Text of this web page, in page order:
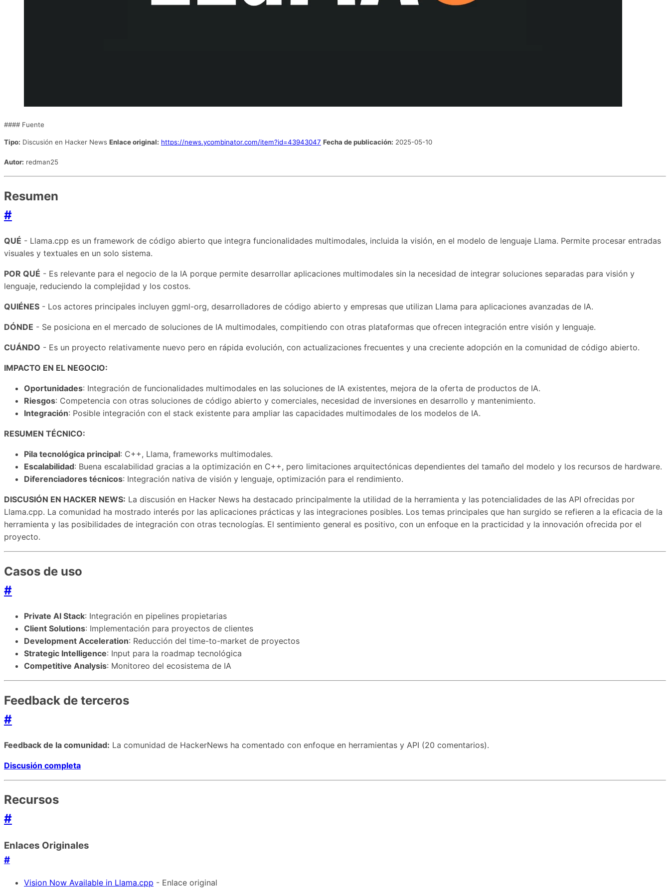
#### Fuente
Tipo: Discusión en Hacker News Enlace original: https://news.ycombinator.com/item?id=43943047 Fecha de publicación: 2025-05-10
Autor: redman25
Resumen
#
QUÉ - Llama.cpp es un framework de código abierto que integra funcionalidades multimodales, incluida la visión, en el modelo de lenguaje Llama. Permite procesar entradas
visuales y textuales en un solo sistema.
POR QUÉ - Es relevante para el negocio de la IA porque permite desarrollar aplicaciones multimodales sin la necesidad de integrar soluciones separadas para visión y
lenguaje, reduciendo la complejidad y los costos.
QUIÉNES - Los actores principales incluyen ggml-org, desarrolladores de código abierto y empresas que utilizan Llama para aplicaciones avanzadas de IA.
DÓNDE - Se posiciona en el mercado de soluciones de IA multimodales, compitiendo con otras plataformas que ofrecen integración entre visión y lenguaje.
CUÁNDO - Es un proyecto relativamente nuevo pero en rápida evolución, con actualizaciones frecuentes y una creciente adopción en la comunidad de código abierto.
IMPACTO EN EL NEGOCIO:
Oportunidades: Integración de funcionalidades multimodales en las soluciones de IA existentes, mejora de la oferta de productos de IA.
Riesgos: Competencia con otras soluciones de código abierto y comerciales, necesidad de inversiones en desarrollo y mantenimiento.
Integración: Posible integración con el stack existente para ampliar las capacidades multimodales de los modelos de IA.
RESUMEN TÉCNICO:
Pila tecnológica principal: C++, Llama, frameworks multimodales.
Escalabilidad: Buena escalabilidad gracias a la optimización en C++, pero limitaciones arquitectónicas dependientes del tamaño del modelo y los recursos de hardware.
Diferenciadores técnicos: Integración nativa de visión y lenguaje, optimización para el rendimiento.
DISCUSIÓN EN HACKER NEWS: La discusión en Hacker News ha destacado principalmente la utilidad de la herramienta y las potencialidades de las API ofrecidas por
Llama.cpp. La comunidad ha mostrado interés por las aplicaciones prácticas y las integraciones posibles. Los temas principales que han surgido se refieren a la eficacia de la
herramienta y las posibilidades de integración con otras tecnologías. El sentimiento general es positivo, con un enfoque en la practicidad y la innovación ofrecida por el
proyecto.
Casos de uso
#
Private AI Stack: Integración en pipelines propietarias
Client Solutions: Implementación para proyectos de clientes
Development Acceleration: Reducción del time-to-market de proyectos
Strategic Intelligence: Input para la roadmap tecnológica
Competitive Analysis: Monitoreo del ecosistema de IA
Feedback de terceros
#
Feedback de la comunidad: La comunidad de HackerNews ha comentado con enfoque en herramientas y API (20 comentarios).
Discusión completa
Recursos
#
Enlaces Originales
#
Vision Now Available in Llama.cpp - Enlace original